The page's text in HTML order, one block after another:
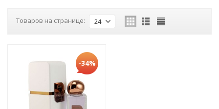
Товаров на странице: 24
-34%